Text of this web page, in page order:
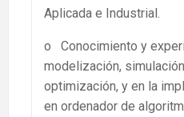
Aplicada e Industrial.
o Conocimiento y
modelización,
optimización, y en la
en ordenador de